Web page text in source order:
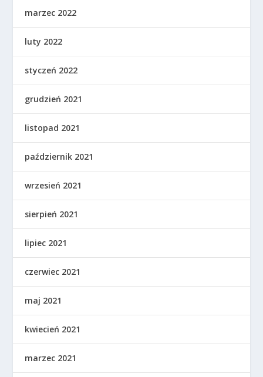
marzec 2022
luty 2022
styczeń 2022
grudzień 2021
listopad 2021
październik 2021
wrzesień 2021
sierpień 2021
lipiec 2021
czerwiec 2021
maj 2021
kwiecień 2021
marzec 2021